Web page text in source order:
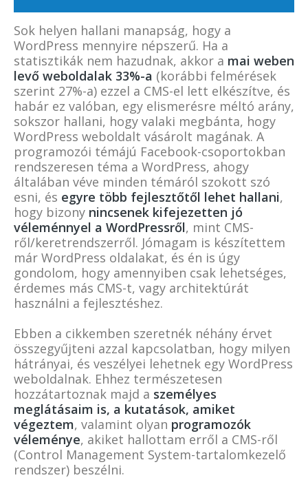
Sok helyen hallani manapság, hogy a
WordPress mennyire népszerű. Ha a
statisztikák nem hazudnak, akkor a mai weben
levő weboldalak 33%-a (korábbi felmérések
szerint 27%-a) ezzel a CMS-el lett elkészítve, és
habár ez valóban, egy elismerésre méltó arány,
sokszor hallani, hogy valaki megbánta, hogy
WordPress weboldalt vásárolt magának. A
programozói témájú Facebook-csoportokban
rendszeresen téma a WordPress, ahogy
általában véve minden témáról szokott szó
esni, és egyre több fejlesztőtől lehet hallani,
hogy bizony nincsenek kifejezetten jó
véleménnyel a WordPressről, mint CMS-
ről/keretrendszerről. Jómagam is készítettem
már WordPress oldalakat, és én is úgy
gondolom, hogy amennyiben csak lehetséges,
érdemes más CMS-t, vagy architektúrát
használni a fejlesztéshez.
Ebben a cikkemben szeretnék néhány érvet
összegyűjteni azzal kapcsolatban, hogy milyen
hátrányai, és veszélyei lehetnek egy WordPress
weboldalnak. Ehhez természetesen
hozzátartoznak majd a személyes
meglátásaim is, a kutatások, amiket
végeztem, valamint olyan programozók
véleménye, akiket hallottam erről a CMS-ről
(Control Management System-tartalomkezelő
rendszer) beszélni.